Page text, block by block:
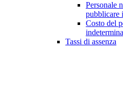
Personale
pubblicare
Costo del
Tassi di assenza